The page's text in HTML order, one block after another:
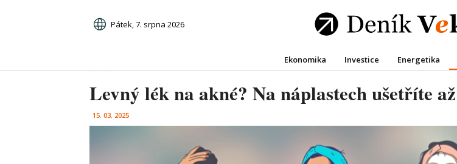
Pátek, 7. srpna 2026
Ekonomika Investice Energetika
Levný lék na akné? Na náplastech ušetříte
15. 03. 2025